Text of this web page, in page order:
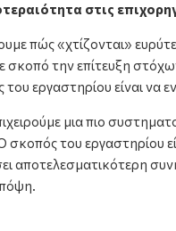
στις
πώς «χτίζονται»
σκοπό την επίτευξη
εργαστηρίου είναι
μια πιο
του εργαστηρίου
αποτελεσματικότερη